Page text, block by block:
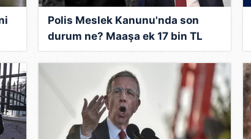
çerezlerle ilgili bilgi almak için lütfentıklayınız.
Polis Meslek Kanunu'nda son
durum ne? Maaşa ek 17 bin TL
gelecek mi? İşte örnek